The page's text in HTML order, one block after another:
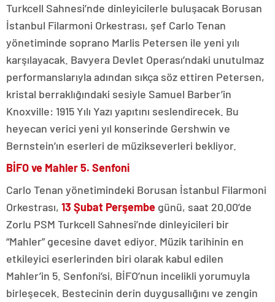
Turkcell Sahnesi’nde dinleyicilerle buluşacak Borusan
İstanbul Filarmoni Orkestrası, şef Carlo Tenan
yönetiminde soprano Marlis Petersen ile yeni yılı
karşılayacak. Bavyera Devlet Operası’ndaki unutulmaz
performanslarıyla adından sıkça söz ettiren Petersen,
kristal berraklığındaki sesiyle Samuel Barber’in
Knoxville: 1915 Yılı Yazı yapıtını seslendirecek. Bu
heyecan verici yeni yıl konserinde Gershwin ve
Bernstein’ın eserleri de müzikseverleri bekliyor.
BİFO ve Mahler 5. Senfoni
Carlo Tenan yönetimindeki Borusan İstanbul Filarmoni
Orkestrası, 13 Şubat Perşembe günü, saat 20.00’de
Zorlu PSM Turkcell Sahnesi’nde dinleyicileri bir
“Mahler” gecesine davet ediyor. Müzik tarihinin en
etkileyici eserlerinden biri olarak kabul edilen
Mahler’in 5. Senfoni’si, BİFO’nun incelikli yorumuyla
birleşecek. Bestecinin derin duygusallığını ve zengin